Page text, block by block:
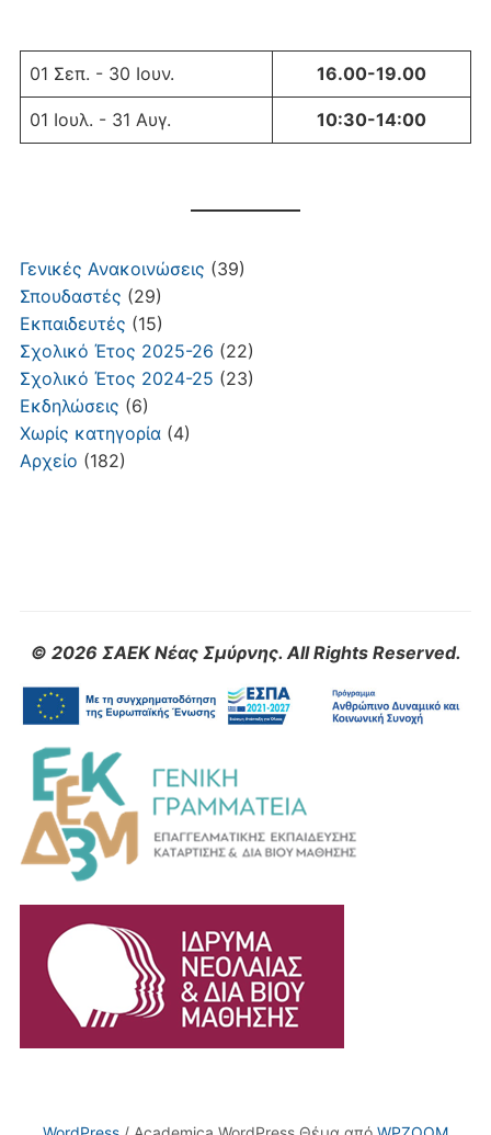
01 Σεπ. - 30 Ιουν. 16.00-19.00
01 Ιουλ. - 31 Αυγ. 10:30-14:00
Γενικές Ανακοινώσεις (39)
Σπουδαστές (29)
Εκπαιδευτές (15)
Σχολικό Έτος 2025-26 (22)
Σχολικό Έτος 2024-25 (23)
Εκδηλώσεις (6)
Χωρίς κατηγορία(4)
Αρχείο (182)
© 2026 ΣΑΕΚ Νέας Σμύρνης. All Rights Reserved.